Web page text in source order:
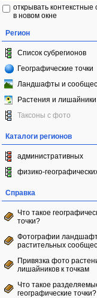
открывать контекстные
в новом окне
Регион
Список субрегионов
Географические точки
Ландшафты и
Растения и лишайники
Таксоны с фото
Каталоги регионов
административных
физико-
Справка
Что такое
точки?
Фотографии
растительных
Привязка фото
лишайников к точкам
Что такое
географические точки?